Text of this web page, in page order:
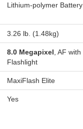
Lithium-polymer Battery
3.26 lb. (1.48kg)
8.0 Megapixel, AF with
Flashlight
MaxiFlash Elite
Yes